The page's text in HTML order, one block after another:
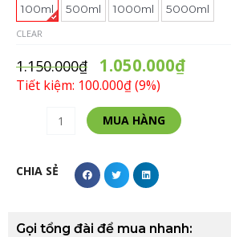
100ml 500ml 1000ml 5000ml
CLEAR
1.150.000₫ 1.050.000₫
Tiết kiệm: 100.000₫ (9%)
Nhựa
Cánh
Trắng
-
MUA HÀNG Alternative:
CHIA SẺ
Gọi tổng đài để mua nhanh: